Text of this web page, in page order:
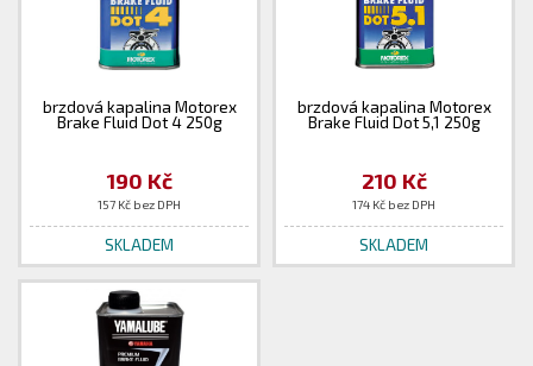
brzdová kapalina Motorex
Brake Fluid Dot 4 250g
190 Kč
157 Kč bez DPH
SKLADEM
brzdová kapalina Motorex
Brake Fluid Dot 5,1 250g
210 Kč
174 Kč bez DPH
SKLADEM